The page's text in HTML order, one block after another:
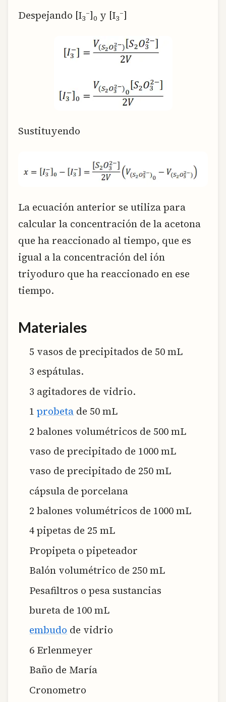
Despejando [I3
–]0 y [I3
–]
Sustituyendo
La ecuación anterior se utiliza para
calcular la concentración de la acetona
que ha reaccionado al tiempo, que es
igual a la concentración del ión
triyoduro que ha reaccionado en ese
tiempo.
Materiales
5 vasos de precipitados de 50 mL
3 espátulas.
3 agitadores de vidrio.
1probeta de 50 mL
2 balones volumétricos de 500 mL
vaso de precipitado de 1000 mL
vaso de precipitado de 250 mL
cápsula de porcelana
2 balones volumétricos de 1000 mL
4 pipetas de 25 mL
Propipeta o pipeteador
Balón volumétrico de 250 mL
Pesafiltros o pesa sustancias
bureta de 100 mL
embudo de vidrio
6 Erlenmeyer
Baño de María
Cronometro